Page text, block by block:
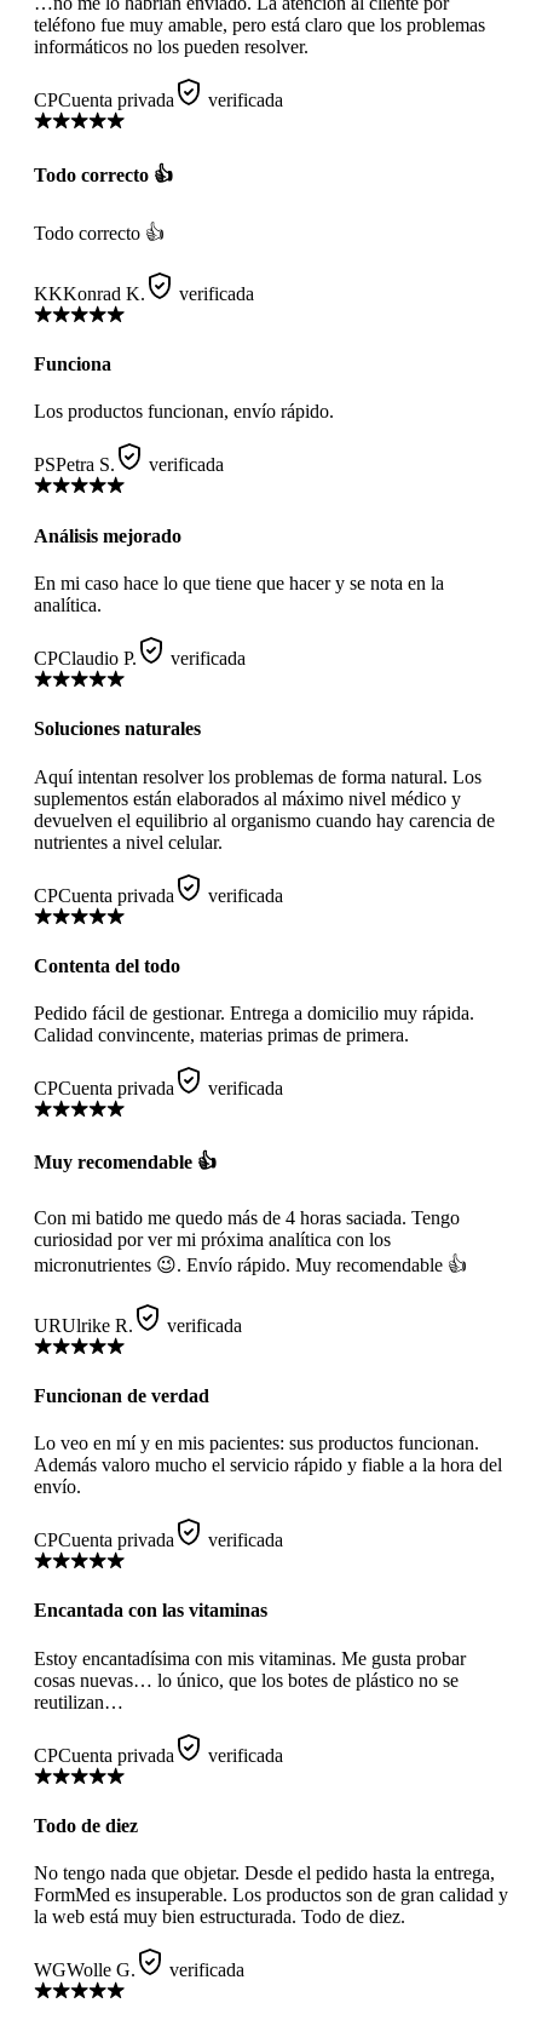
teléfono fue muy amable, pero está claro que los problemas
informáticos no los pueden resolver.
CPCuenta privada verificada
Todo correcto 👍
Todo correcto 👍
KKKonrad K. verificada
Funciona
Los productos funcionan, envío rápido.
PSPetra S. verificada
Análisis mejorado
En mi caso hace lo que tiene que hacer y se nota en la
analítica.
CPClaudio P. verificada
Soluciones naturales
Aquí intentan resolver los problemas de forma natural. Los
suplementos están elaborados al máximo nivel médico y
devuelven el equilibrio al organismo cuando hay carencia de
nutrientes a nivel celular.
CPCuenta privada verificada
Contenta del todo
Pedido fácil de gestionar. Entrega a domicilio muy rápida.
Calidad convincente, materias primas de primera.
CPCuenta privada verificada
Muy recomendable 👍
Con mi batido me quedo más de 4 horas saciada. Tengo
curiosidad por ver mi próxima analítica con los
micronutrientes 😉. Envío rápido. Muy recomendable 👍
URUlrike R. verificada
Funcionan de verdad
Lo veo en mí y en mis pacientes: sus productos funcionan.
Además valoro mucho el servicio rápido y fiable a la hora del
envío.
CPCuenta privada verificada
Encantada con las vitaminas
Estoy encantadísima con mis vitaminas. Me gusta probar
cosas nuevas… lo único, que los botes de plástico no se
reutilizan…
CPCuenta privada verificada
Todo de diez
No tengo nada que objetar. Desde el pedido hasta la entrega,
FormMed es insuperable. Los productos son de gran calidad y
la web está muy bien estructurada. Todo de diez.
WGWolle G. verificada